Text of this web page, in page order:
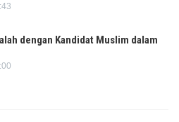
dengan Kandidat Muslim dalam